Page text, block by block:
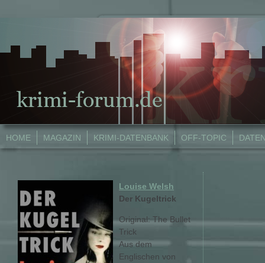
HOME MAGAZIN KRIMI-DATENBANK OFF-TOPIC
Louise Welsh
Der Kugeltrick
Original: The Bullet
Trick
Aus dem
Englischen von